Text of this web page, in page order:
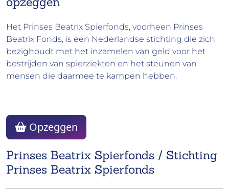
Het Prinses Beatrix Spierfonds, voorheen Prinses
Beatrix Fonds, is een Nederlandse stichting die zich
bezighoudt met het inzamelen van geld voor het
bestrijden van spierziekten en het steunen van
mensen die daarmee te kampen hebben.
Prinses Beatrix Spierfonds / Stichting
Prinses Beatrix Spierfonds
Opzeggen